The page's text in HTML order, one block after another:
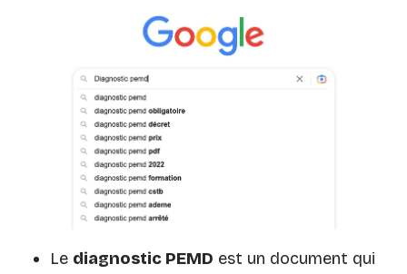
Le diagnostic PEMD est un document qui